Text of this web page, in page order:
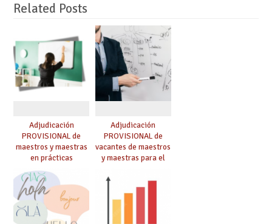
Related Posts
Adjudicación
PROVISIONAL de
maestros y maestras
en prácticas
Adjudicación
PROVISIONAL de
vacantes de maestros
y maestras para el